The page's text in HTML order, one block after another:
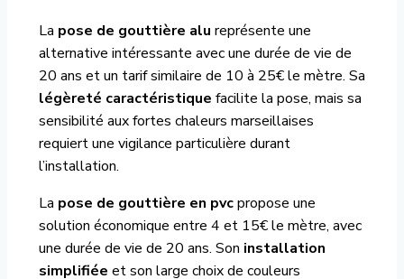
La pose de gouttière alu représente une
alternative intéressante avec une durée de vie de
20 ans et un tarif similaire de 10 à 25€ le mètre. Sa
légèreté caractéristique facilite la pose, mais sa
sensibilité aux fortes chaleurs marseillaises
requiert une vigilance particulière durant
l’installation.
La pose de gouttière en pvcpropose une
solution économique entre 4 et 15€ le mètre, avec
une durée de vie de 20 ans. Son installation
simplifiée et son large choix de couleurs